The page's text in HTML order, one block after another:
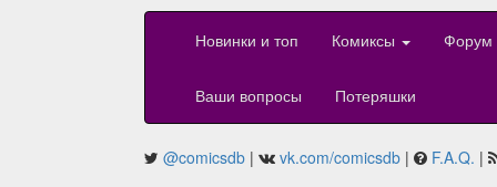
Новинки и топ Комиксы Форум
Ваши вопросы Потеряшки
@comicsdb | vk.com/comicsdb | F.A.Q. |